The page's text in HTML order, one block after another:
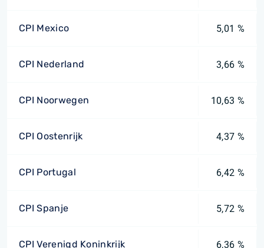
CPI Mexico 5,01 %
CPI Nederland 3,66 %
CPI Noorwegen 10,63 %
CPI Oostenrijk 4,37 %
CPI Portugal 6,42 %
CPI Spanje 5,72 %
CPI Verenigd Koninkrijk 6,36 %